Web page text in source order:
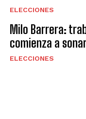
ELECCIONES
Milo Barrera:
comienza a
ELECCIONES